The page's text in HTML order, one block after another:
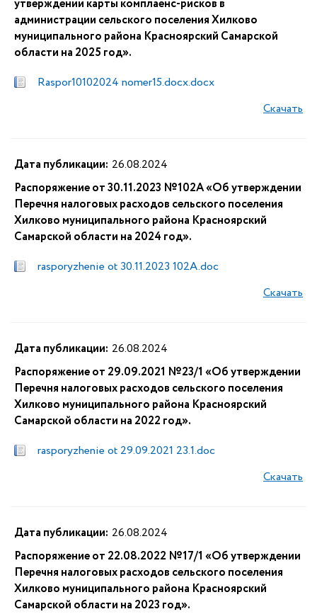
утверждении карты комплаенс-рисков в
администрации сельского поселения Хилково
муниципального района Красноярский Самарской
области на 2025 год».
Raspor10102024 nomer15.docx.docx
Скачать
Дата публикации: 26.08.2024
Распоряжение от 30.11.2023 №102А «Об утверждении
Перечня налоговых расходов сельского поселения
Хилково муниципального района Красноярский
Самарской области на 2024 год».
rasporyzhenie ot 30.11.2023 102A.doc
Скачать
Дата публикации: 26.08.2024
Распоряжение от 29.09.2021 №23/1 «Об утверждении
Перечня налоговых расходов сельского поселения
Хилково муниципального района Красноярский
Самарской области на 2022 год».
rasporyzhenie ot 29.09.2021 23.1.doc
Скачать
Дата публикации: 26.08.2024
Распоряжение от 22.08.2022 №17/1 «Об утверждении
Перечня налоговых расходов сельского поселения
Хилково муниципального района Красноярский
Самарской области на 2023 год».